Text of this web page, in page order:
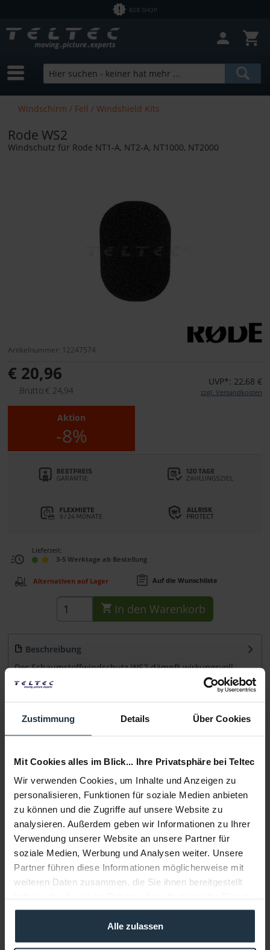
Zustimmung Details Über Cookies
Mit Cookies alles im Blick... Ihre Privatsphäre bei Teltec
Wir verwenden Cookies, um Inhalte und Anzeigen zu
personalisieren, Funktionen für soziale Medien anbieten
zu können und die Zugriffe auf unsere Website zu
analysieren. Außerdem geben wir Informationen zu Ihrer
Verwendung unserer Website an unsere Partner für
soziale Medien, Werbung und Analysen weiter. Unsere
Partner führen diese Informationen möglicherweise mit
weiteren Daten zusammen, die Sie ihnen bereitgestellt
gesammelt haben.
Alle zulassen
B2B SHOP
Windschirm / Fell / Windshield Kits
Rode WS2
Windschutz für Rode NT1-A, NT2-A, NT1000, NT2000
Artikelnummer: 12247574
€ 20,96
Brutto:€ 24,94
UVP*: 22,68 €
zzgl. Versandkosten
Aktion
-8%
Lieferzeit:
3-5 Werktage ab Bestellung
Alternativen auf Lager Auf die Wunschliste
In den Warenkorb
Beschreibung
Der Schaumstoffwindschutz WS2 dämpft wirkungsvoll
Windgeräusche passend für: NT1-A, NT2-A,...
mehr
Infos zu Hersteller & Produktsicherheit
Folgende Infos zum Hersteller sind verfübar......
Weitere Artikel von Rode ansehen